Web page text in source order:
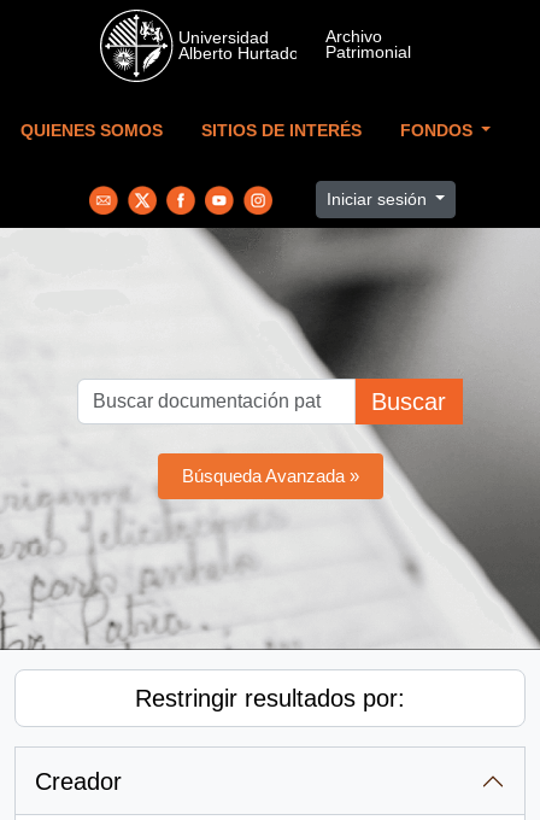
Skip to main content
QUIENES SOMOS SITIOS DE INTERÉS FONDOS
Iniciar sesión
Buscar
Búsqueda Avanzada »
Restringir resultados por:
Creador